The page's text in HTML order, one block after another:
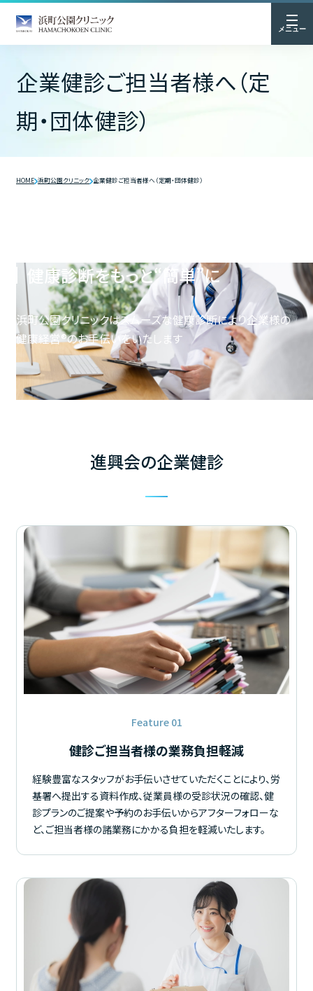
メニュー
企業健診ご担当者様へ（定
期・団体健診）
HOME 浜町公園クリニック 企業健診ご担当者様へ（定期・団体健診）
健康診断をもっと“簡単”に
浜町公園クリニックはスムーズな健康診断により企業様の
健康経営®のお手伝いをいたします
進興会の企業健診
Feature 01
健診ご担当者様の業務負担軽減
経験豊富なスタッフがお手伝いさせていただくことにより、労
基署へ提出する資料作成、従業員様の受診状況の確認、健
診プランのご提案や予約のお手伝いからアフターフォローな
ど、ご担当者様の諸業務にかかる負担を軽減いたします。